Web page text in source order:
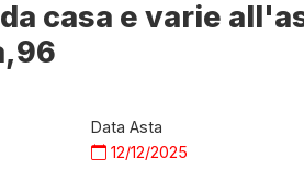
casa e varie
Data Asta
12/12/2025